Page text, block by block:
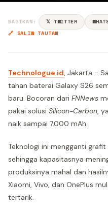
BAGIKAN: 𝕏 TWITTER
🔗 SALIN TAUTAN
Technologue.id, Jakarta -
tahan baterai Galaxy S26
baru. Bocoran dari FNNews
pakai solusi Silicon-Carbon,
naik sampai 7.000 mAh.
Teknologi ini mengganti
sehingga kapasitasnya
produksinya mahal dan
Xiaomi, Vivo, dan OnePlus
tertarik.